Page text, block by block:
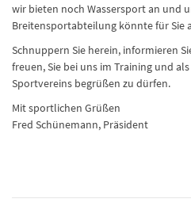
wir bieten noch Wassersport an und
Breitensportabteilung könnte für Sie
Schnuppern Sie herein, informieren
freuen, Sie bei uns im Training und
Sportvereins begrüßen zu dürfen.
Mit sportlichen Grüßen
Fred Schünemann, Präsident